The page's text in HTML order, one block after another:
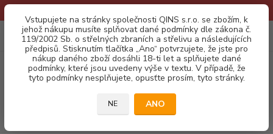
Vstupujete na stránky společnosti QINS s.r.o. se zbožím, k
jehož nákupu musíte splňovat dané podmínky dle zákona č.
119/2002 Sb. o střelných zbraních a střelivu a následujících
předpisů. Stisknutím tlačítka „Ano“ potvrzujete, že jste pro
nákup daného zboží dosáhli 18-ti let a splňujete dané
podmínky, které jsou uvedeny výše v textu. V případě, že
tyto podmínky nesplňujete, opusťte prosím, tyto stránky.
NE ANO
Menu
CZK 0
za0,00 Kč